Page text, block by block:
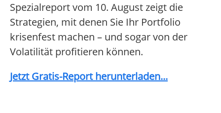
Spezialreport vom 10. August zeigt die
Strategien, mit denen Sie Ihr Portfolio
krisenfest machen – und sogar von der
Volatilität profitieren können.
Jetzt Gratis-Report herunterladen...